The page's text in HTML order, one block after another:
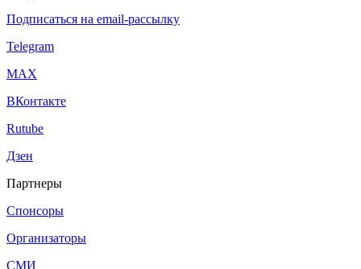
Подписаться на email-рассылку
Telegram
МАХ
ВКонтакте
Rutube
Дзен
Партнеры
Спонсоры
Организаторы
СМИ